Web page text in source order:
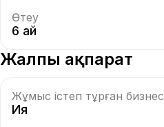
Өтеу
6 ай
Жалпы ақпарат
Жұмыс істеп тұрған бизнес
Ия